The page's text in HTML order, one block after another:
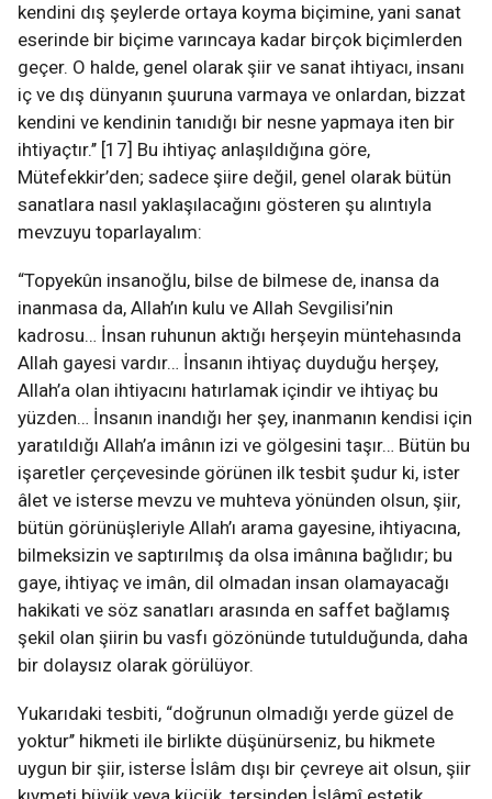
kendini dış şeylerde ortaya koyma biçimine, yani sanat
eserinde bir biçime varıncaya kadar birçok biçimlerden
geçer. O halde, genel olarak şiir ve sanat ihtiyacı, insanı
iç ve dış dünyanın şuuruna varmaya ve onlardan, bizzat
kendini ve kendinin tanıdığı bir nesne yapmaya iten bir
ihtiyaçtır.’’ [17] Bu ihtiyaç anlaşıldığına göre,
Mütefekkir’den; sadece şiire değil, genel olarak bütün
sanatlara nasıl yaklaşılacağını gösteren şu alıntıyla
mevzuyu toparlayalım:
“Topyekûn insanoğlu, bilse de bilmese de, inansa da
inanmasa da, Allah’ın kulu ve Allah Sevgilisi’nin
kadrosu… İnsan ruhunun aktığı herşeyin müntehasında
Allah gayesi vardır… İnsanın ihtiyaç duyduğu herşey,
Allah’a olan ihtiyacını hatırlamak içindir ve ihtiyaç bu
yüzden… İnsanın inandığı her şey, inanmanın kendisi için
yaratıldığı Allah’a imânın izi ve gölgesini taşır… Bütün bu
işaretler çerçevesinde görünen ilk tesbit şudur ki, ister
âlet ve isterse mevzu ve muhteva yönünden olsun, şiir,
bütün görünüşleriyle Allah’ı arama gayesine, ihtiyacına,
bilmeksizin ve saptırılmış da olsa imânına bağlıdır; bu
gaye, ihtiyaç ve imân, dil olmadan insan olamayacağı
hakikati ve söz sanatları arasında en saffet bağlamış
şekil olan şiirin bu vasfı gözönünde tutulduğunda, daha
bir dolaysız olarak görülüyor.
Yukarıdaki tesbiti, “doğrunun olmadığı yerde güzel de
yoktur’’ hikmeti ile birlikte düşünürseniz, bu hikmete
uygun bir şiir, isterse İslâm dışı bir çevreye ait olsun, şiir